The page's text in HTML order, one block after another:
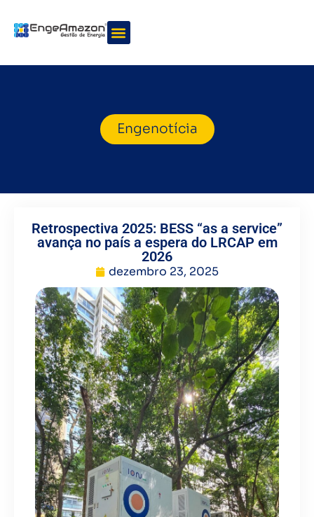
Engenotícia
Retrospectiva 2025: BESS “as a service”
avança no país a espera do LRCAP em
2026
dezembro 23, 2025